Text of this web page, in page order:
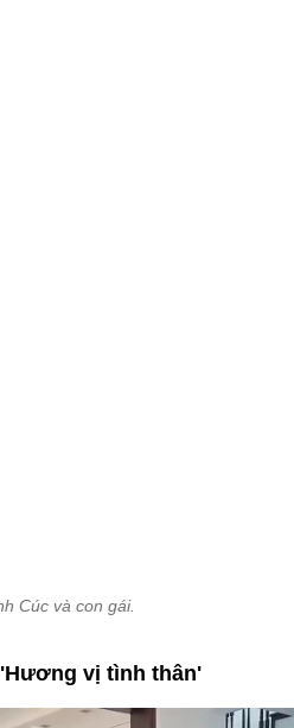
Cúc và con gái.
vị tình thân'